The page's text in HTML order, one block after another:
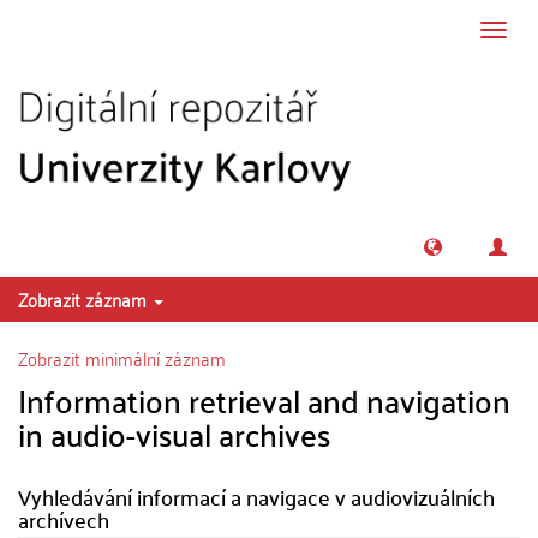
Zobrazit záznam
Zobrazit minimální záznam
Information retrieval and navigation
in audio-visual archives
Vyhledávání informací a navigace v audiovizuálních
archívech